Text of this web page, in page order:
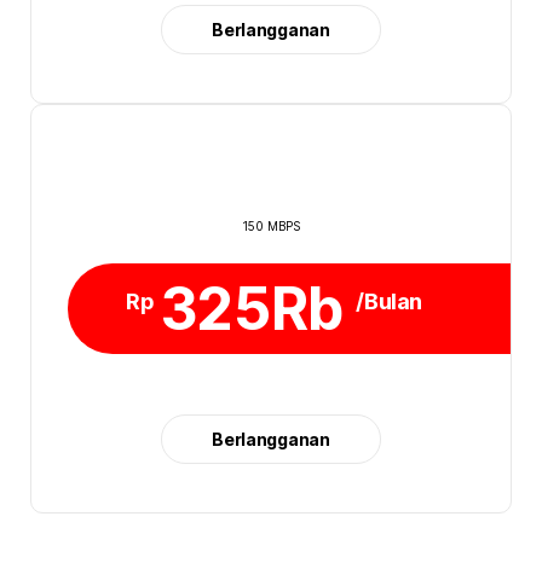
Berlangganan
150 MBPS
Rp 325Rb /Bulan
Berlangganan